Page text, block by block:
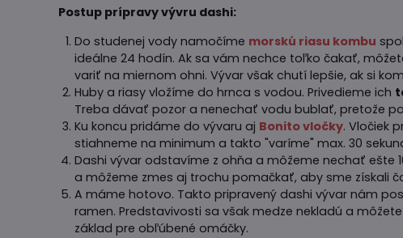
Postup prípravy vývru dashi:
Do studenej vody namočíme morskú riasu kombu
ideálne 24 hodín. Ak sa vám nechce toľko čakať,
variť na miernom ohni. Vývar však chutí lepšie, ak si
Huby a riasy vložíme do hrnca s vodou. Privedieme ich
Treba dávať pozor a nenechať vodu bublať, pretože
Ku koncu pridáme do vývaru aj Bonito vločky. Vločiek
stiahneme na minimum a takto "varíme" max. 30
Dashi vývar odstavíme z ohňa a môžeme nechať ešte
a môžeme zmes aj trochu pomačkať, aby sme získali
A máme hotovo. Takto pripravený dashi vývar nám
ramen. Predstavivosti sa však medze nekladú a
základ pre obľúbené omáčky.